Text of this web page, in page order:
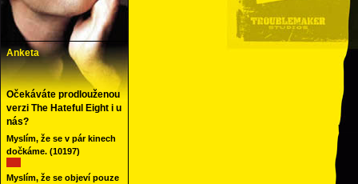
Anketa
Očekáváte prodlouženou
verzi The Hateful Eight i u
nás?
Myslím, že se v pár kinech
dočkáme. (10197)
Myslím, že se objeví pouze